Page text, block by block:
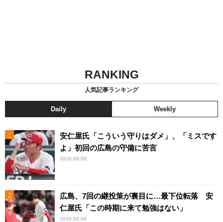
RANKING
人気記事ランキング
Daily Weekly
安仁屋氏「こういう守りはダメ」、「ミスです
よ」初回の広島の守備に苦言
2026.08.06
広島、7回の継投策が裏目に…最下位転落 安
仁屋氏「この時期に来て勉強はない」
2026.08.06